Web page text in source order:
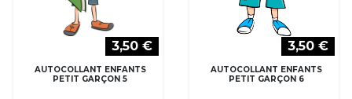
3,50 €
AUTOCOLLANT ENFANTS
PETIT GARÇON 5
3,50 €
AUTOCOLLANT ENFANTS
PETIT GARÇON 6